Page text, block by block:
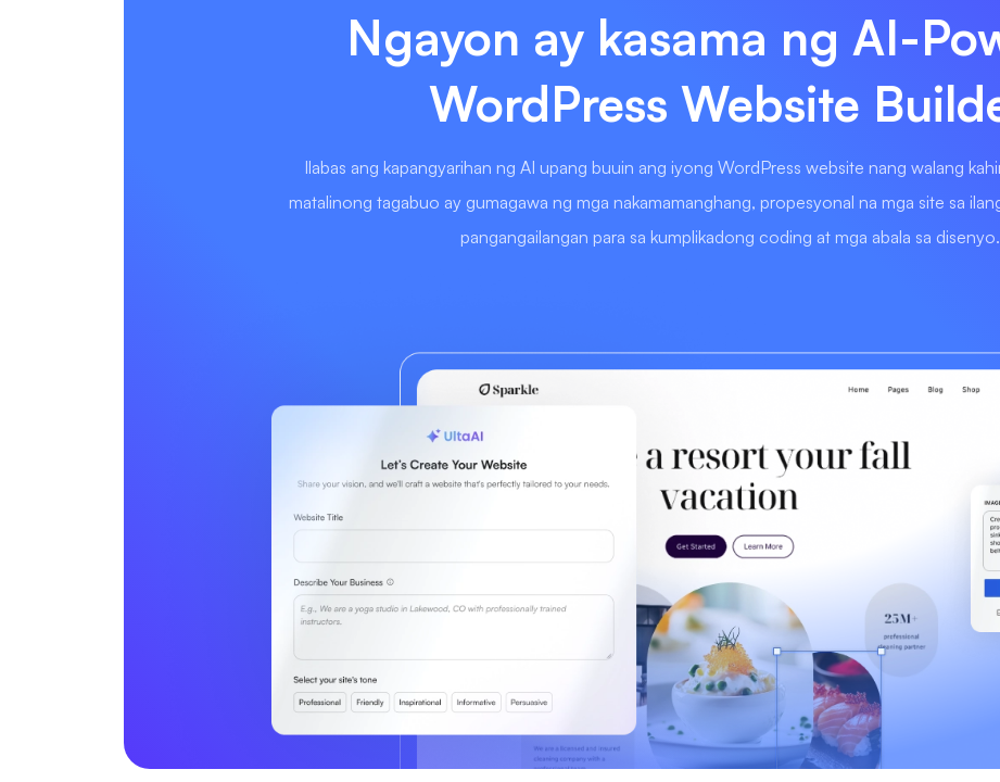
Ngayon ay kasama ng AI-
WordPress Website
Ilabas ang kapangyarihan ng AI upang buuin ang iyong WordPress website nang walang
matalinong tagabuo ay gumagawa ng mga nakamamanghang, propesyonal na mga site sa
pangangailangan para sa kumplikadong coding at mga abala sa disenyo.